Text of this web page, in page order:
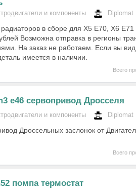
и компоненты Diplomat
радиаторов в сборе для Х5 Е70, Х6
Возможна отправка в регионы
На заказ не работаем. Если вы
имеется в наличии.
Всего
e46 сервопривод Дросселя
и компоненты Diplomat
Дроссельных заслонок от
Всего
помпа термостат